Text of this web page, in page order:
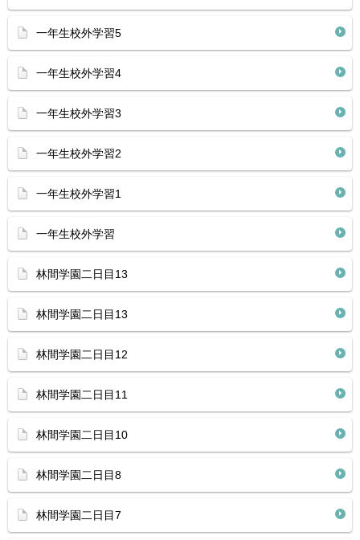
一年生校外学習5
一年生校外学習4
一年生校外学習3
一年生校外学習2
一年生校外学習1
一年生校外学習
林間学園二日目13
林間学園二日目13
林間学園二日目12
林間学園二日目11
林間学園二日目10
林間学園二日目8
林間学園二日目7